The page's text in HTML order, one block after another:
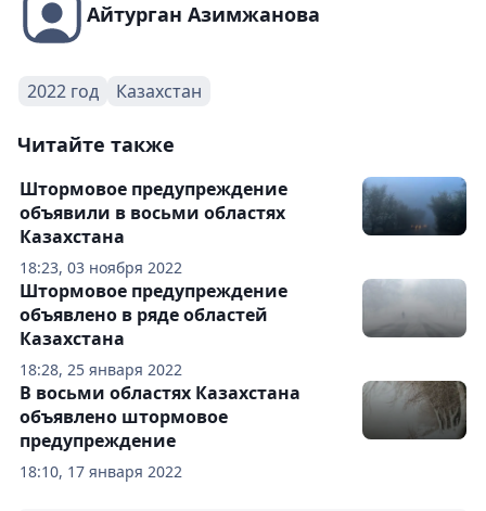
Айтурган Азимжанова
2022 год Казахстан
Читайте также
18:23, 03 ноября 2022
Штормовое предупреждение
объявили в восьми областях
Казахстана
18:28, 25 января 2022
Штормовое предупреждение
объявлено в ряде областей
Казахстана
18:10, 17 января 2022
В восьми областях Казахстана
объявлено штормовое
предупреждение